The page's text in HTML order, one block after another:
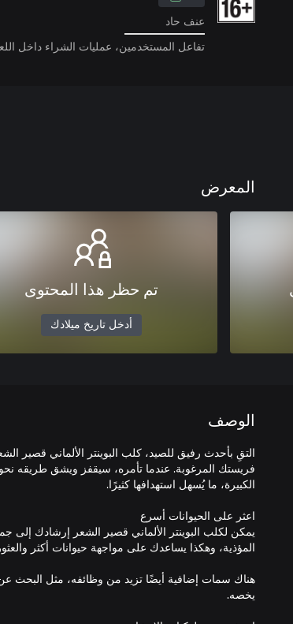
عنف حاد
تفاعل المستخدمين، عمليات الشراء داخل
المعرض
تم حظر هذا المحتوى
أدخل تاريخ ميلادك
الوصف
التقِ بأحدث رفيق للصيد، كلب البوينتر الألماني قصير
فريستك المرغوبة. عندما تأمره، سيقفز ويشق طريقه نحو
يمكن لكلب البوينتر الألماني قصير الشعر إرشادك إلى
هناك سمات إضافية أيضًا تزيد من وظائفه، مثل البحث